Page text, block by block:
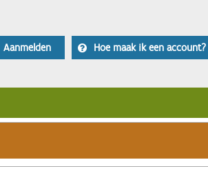
Aanmelden Hoe maak ik een account?